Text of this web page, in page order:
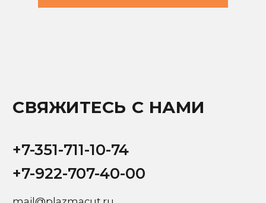
Ваше имя
Заполните форму ниже, мы свяжемся с вами